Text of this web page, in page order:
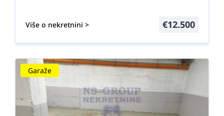
Više o nekretnini > €12.500
Garaže